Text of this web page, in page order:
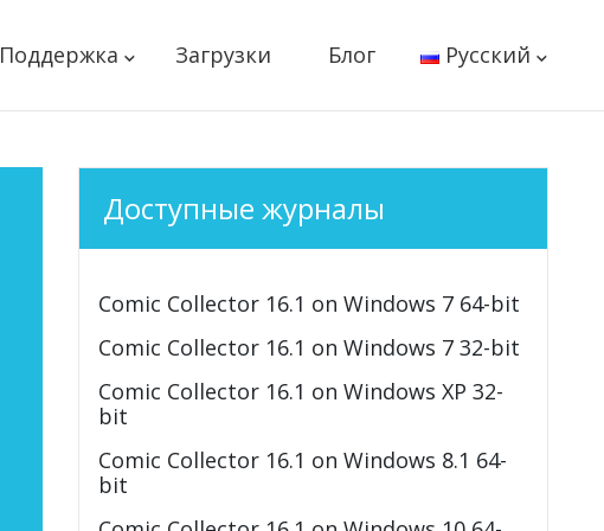
Поддержка Загрузки Блог Русский
Доступные журналы
Comic Collector 16.1 on Windows 7 64-bit
Comic Collector 16.1 on Windows 7 32-bit
Comic Collector 16.1 on Windows XP 32-
bit
Comic Collector 16.1 on Windows 8.1 64-
bit